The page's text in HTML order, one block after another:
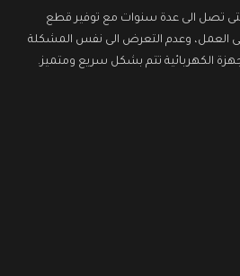
تصل الى عدة سنوات مع توفير قطع
العمل، وعدم التعرض الى نفس المشكلة
الكهربائية تتم بشكل سريع ومتميز.